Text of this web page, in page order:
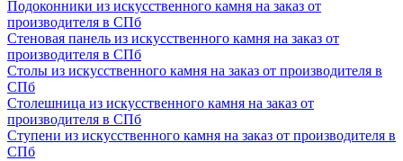
Подоконники из искусственного камня на заказ от
производителя в СПб
Стеновая панель из искусственного камня на заказ от
производителя в СПб
Столы из искусственного камня на заказ от производителя в
СПб
Столешница из искусственного камня на заказ от
производителя в СПб
Ступени из искусственного камня на заказ от производителя в
СПб